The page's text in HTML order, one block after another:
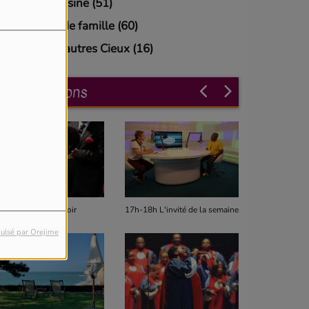
par Orejime
Un air de famille (60)
Vers d'autres Cieux (16)
Les émissions
17h-18h L'invité de la semaine 14h-17h Gospel week-end